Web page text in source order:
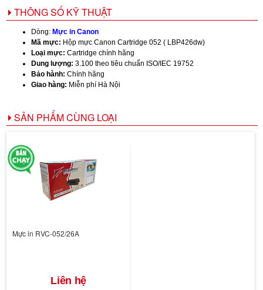
THÔNG SỐ KỸ THUẬT
Dòng: Mực in Canon
Mã mực: Hộp mực Canon Cartridge 052 ( LBP426dw)
Loại mực: Cartridge chính hãng
Dung lượng: 3.100 theo tiêu chuẩn ISO/IEC 19752
Bảo hành: Chính hãng
Giao hàng: Miễn phí Hà Nội
SẢN PHẨM CÙNG LOẠI
Mực in RVC-052/26A
Liên hệ